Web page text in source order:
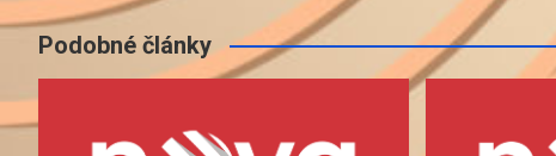
Podobné články